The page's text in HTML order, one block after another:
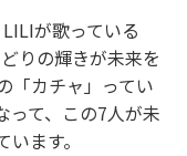
が歌っている
りの輝きが未来を
「カチャ」ってい
って、この7人が未
ます。